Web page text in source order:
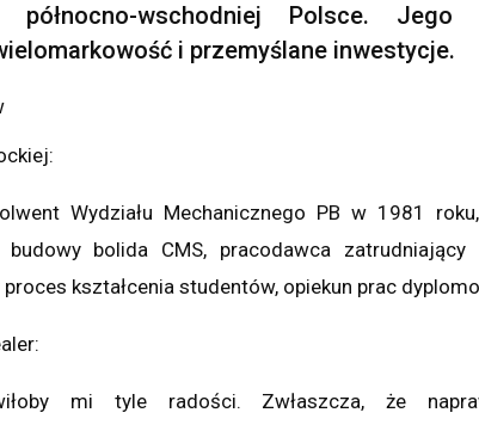
wschodniej Polsce. Jego
i przemyślane inwestycje.
Wydziału Mechanicznego PB w 1981
bolida CMS, pracodawca zatrudniający
kształcenia studentów, opiekun prac
mi tyle radości. Zwłaszcza, że